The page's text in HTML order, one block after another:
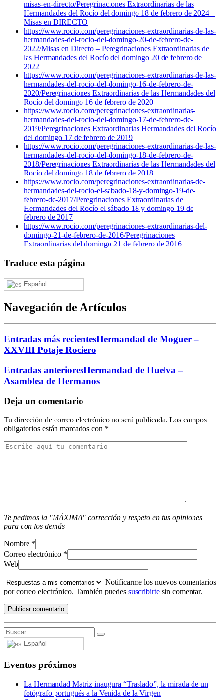
misas-en-directo/Peregrinaciones Extraordinarias de las
Hermandades del Rocío del domingo 18 de febrero de 2024 –
Misas en DIRECTO
https://www.rocio.com/peregrinaciones-extraordinarias-de-las-
hermandades-del-rocio-del-domingo-20-de-febrero-de-
2022/Misas en Directo – Peregrinaciones Extraordinarias de
las Hermandades del Rocío del domingo 20 de febrero de
2022
https://www.rocio.com/peregrinaciones-extraordinarias-de-las-
hermandades-del-rocio-del-domingo-16-de-febrero-de-
2020/Peregrinaciones Extraordinarias de las Hermandades del
Rocío del domingo 16 de febrero de 2020
https://www.rocio.com/peregrinaciones-extraordinarias-
hermandades-del-rocio-del-domingo-17-de-febrero-de-
2019/Peregrinaciones Extraordinarias Hermandades del Rocío
del domingo 17 de febrero de 2019
https://www.rocio.com/peregrinaciones-extraordinarias-de-las-
hermandades-del-rocio-del-domingo-18-de-febrero-de-
2018/Peregrinaciones Extraordinarias de las Hermandades del
Rocío del domingo 18 de febrero de 2018
https://www.rocio.com/peregrinaciones-extraordinarias-de-
hermandades-del-rocio-el-sabado-18-y-domingo-19-de-
febrero-de-2017/Peregrinaciones Extraordinarias de
Hermandades del Rocío el sábado 18 y domingo 19 de
febrero de 2017
https://www.rocio.com/peregrinaciones-extraordinarias-del-
domingo-21-de-febrero-de-2016/Peregrinaciones
Extraordinarias del domingo 21 de febrero de 2016
Traduce esta página
Español
Navegación de Artículos
Entradas más recientesHermandad de Moguer –
XXVIII Potaje Rociero
Entradas anterioresHermandad de Huelva –
Asamblea de Hermanos
Deja un comentario
Tu dirección de correo electrónico no será publicada. Los campos
obligatorios están marcados con *
Te pedimos la "MÁXIMA" corrección y respeto en tus opiniones
para con los demás
Nombre *
Correo electrónico *
Web
Notificarme los nuevos comentarios
por correo electrónico. También puedes suscribirte sin comentar.
Español
Eventos próximos
La Hermandad Matriz inaugura “Traslado”, la mirada de un
fotógrafo portugués a la Venida de la Virgen